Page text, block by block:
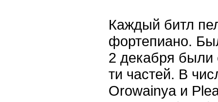
Каждый битл
фортепиано.
2 декабря
ти частей. В
Orowainya и